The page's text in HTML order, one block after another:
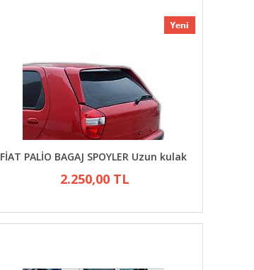
FİAT PALİO BAGAJ SPOYLER Uzun kulak
2.250,00 TL